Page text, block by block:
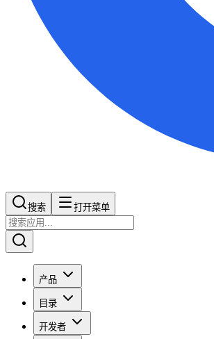
搜索​​​​ 打开菜单
产品
目录
开发者